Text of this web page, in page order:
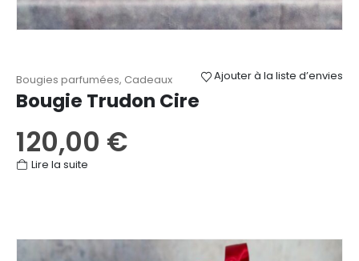
Ajouter à la liste d’envies
Bougies parfumées, Cadeaux
Bougie Trudon Cire
120,00 €
Lire la suite